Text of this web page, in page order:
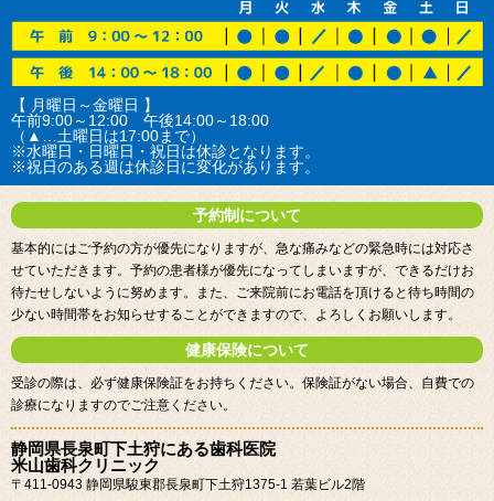
【 月曜日～金曜日 】
午前9:00～12:00 午後14:00～18:00
（▲…土曜日は17:00まで）
※水曜日・日曜日・祝日は休診となります。
※祝日のある週は休診日に変化があります。
予約制について
基本的にはご予約の方が優先になりますが、急な痛みなどの緊急時には対応さ
せていただきます。予約の患者様が優先になってしまいますが、できるだけお
待たせしないように努めます。また、ご来院前にお電話を頂けると待ち時間の
少ない時間帯をお知らせすることができますので、よろしくお願いします。
健康保険について
受診の際は、必ず健康保険証をお持ちください。保険証がない場合、自費での
診療になりますのでご注意ください。
静岡県長泉町下土狩にある歯科医院
米山歯科クリニック
〒411-0943 静岡県駿東郡長泉町下土狩1375-1 若葉ビル2階